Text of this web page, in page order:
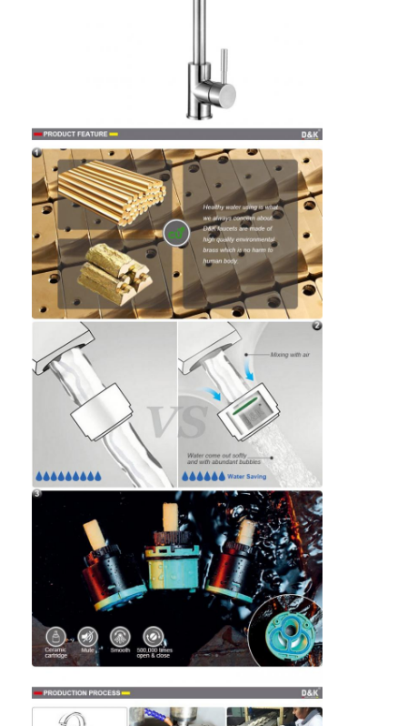
Σπίτι
Προϊόντα
Βίντεο
Σχετικά με εμάς
περιοδεία στο εργοστάσιο
Έλεγχος ποιότητας
Επικοινωνήστε μαζί μας
Ειδήσεις
Υποθέσεις
Mortise κλειδαριά πορτών
Κλειδωτήρας πόρτας από ανοξείδωτο χάλυβα
πόρτα εισόδων handlesets